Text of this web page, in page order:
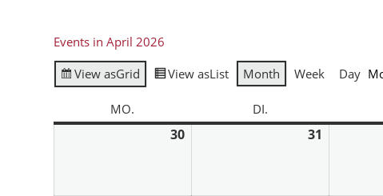
Events in April 2026
View asGrid View asList Month Week Day
MO. DI.
30 31